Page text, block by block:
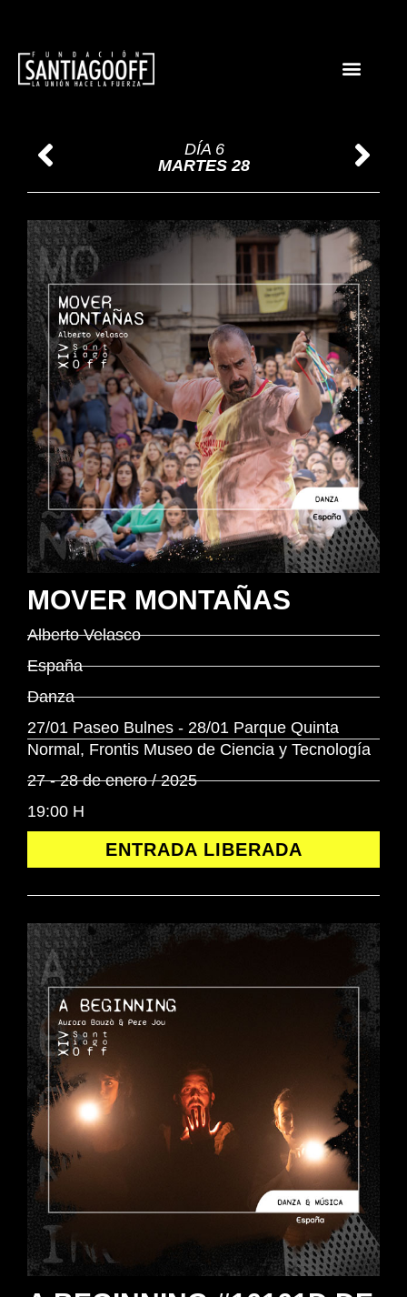
DÍA 6
MARTES 28
MOVER MONTAÑAS
Alberto Velasco
España
Danza
27/01 Paseo Bulnes - 28/01 Parque Quinta
Normal, Frontis Museo de Ciencia y Tecnología
27 - 28 de enero / 2025
19:00 H
ENTRADA LIBERADA